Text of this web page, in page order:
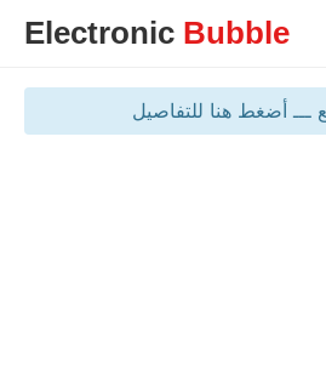
Electronic Bubble
ـــ أضغط هنا للتفاصيل